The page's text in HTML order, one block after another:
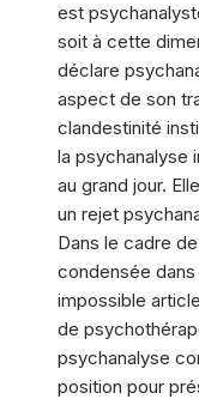
est
soit à cette
déclare
aspect de son
clandestinité
la psychanalyse
au grand jour.
un rejet
Dans le cadre
condensée dans
impossible
de
psychanalyse
position pour